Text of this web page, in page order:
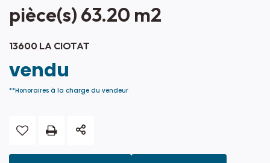
pièce(s) 63.20 m2
13600 LA CIOTAT
vendu
**Honoraires à la charge du vendeur